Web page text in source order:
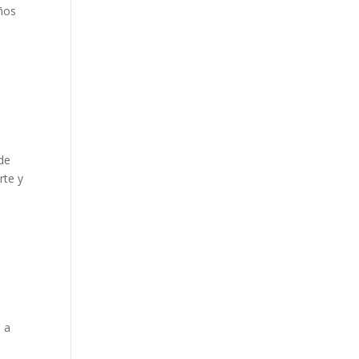
y
a